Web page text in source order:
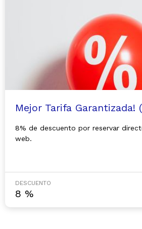
Mejor Tarifa Garantizada!
8% de descuento por reservar
web.
DESCUENTO
8 %